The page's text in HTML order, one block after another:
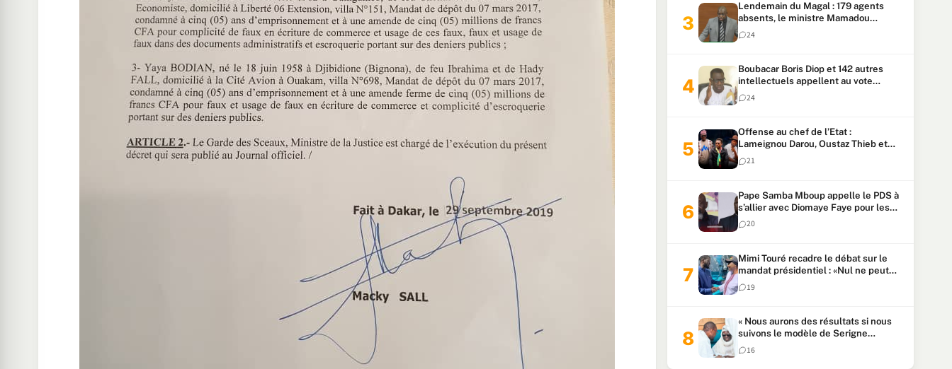
Lendemain du Magal : 179 agents
absents, le ministre Mamadou
Lamine Dianté exige des explications
24
Boubacar Boris Diop et 142 autres
intellectuels appellent au vote
urgent de la révision
constitutionnelle
24
Offense au chef de l’Etat :
Lameignou Darou, Oustaz Thieb et
Ndiaye Touba lourdement
condamnés
21
Pape Samba Mboup appelle le PDS à
s’allier avec Diomaye Faye pour les
locales et tacle Sonko
20
Mimi Touré recadre le débat sur le
mandat présidentiel : «Nul ne peut
faire plus de deux mandats
consécutifs de 5 ans»
19
« Nous aurons des résultats si nous
suivons le modèle de Serigne
Touba » : Ousmane Sonko au Khalife
Serigne Mountakha
16